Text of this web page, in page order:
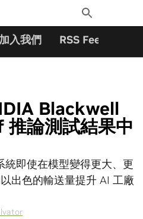
Toggle
Search
加入我們 RSS Feeds
Blackwell
論測試結果中
即使在模型變得更大、更
出色的輸送量提升 AI 工廠